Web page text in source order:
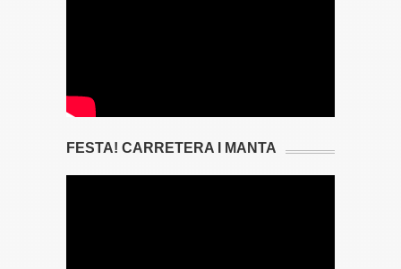
FESTA! CARRETERA I MANTA